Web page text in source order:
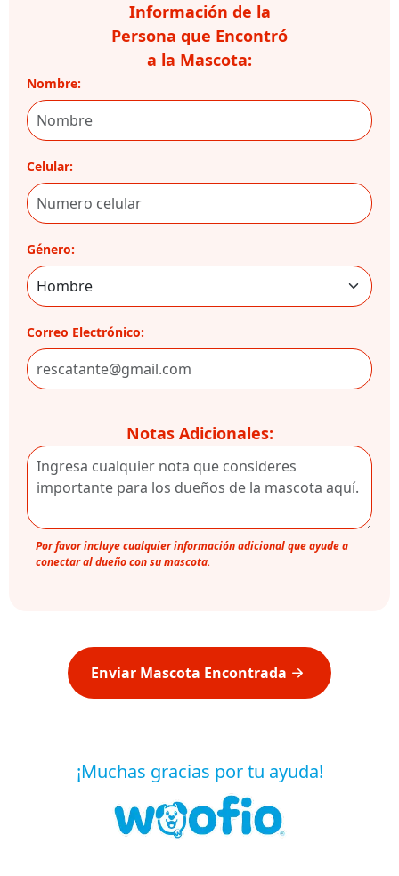
Información de la
Persona que Encontró
a la Mascota:
Nombre:
Celular:
Género:
Correo Electrónico:
Notas Adicionales:
Por favor incluye cualquier información adicional que ayude a
conectar al dueño con su mascota.
Enviar Mascota Encontrada
¡Muchas gracias por tu ayuda!